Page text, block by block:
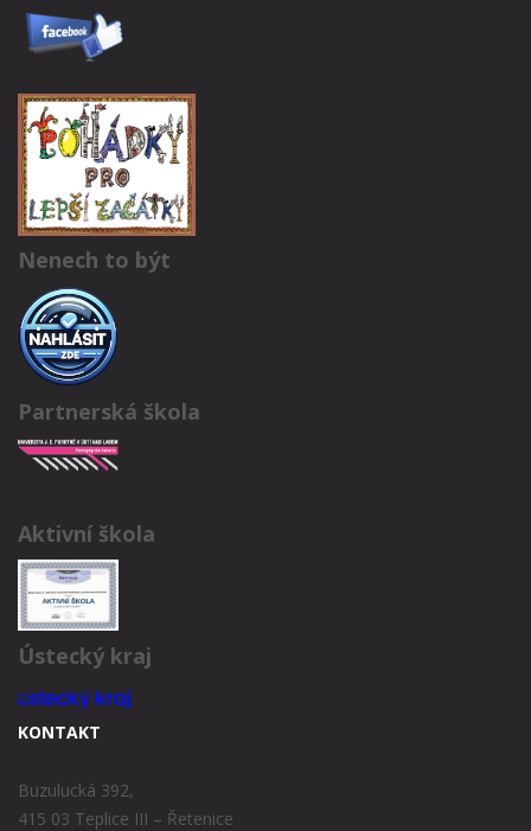
Nenech to být
Partnerská škola
Aktivní škola
Ústecký kraj
KONTAKT
Buzulucká 392,
415 03 Teplice III – Řetenice